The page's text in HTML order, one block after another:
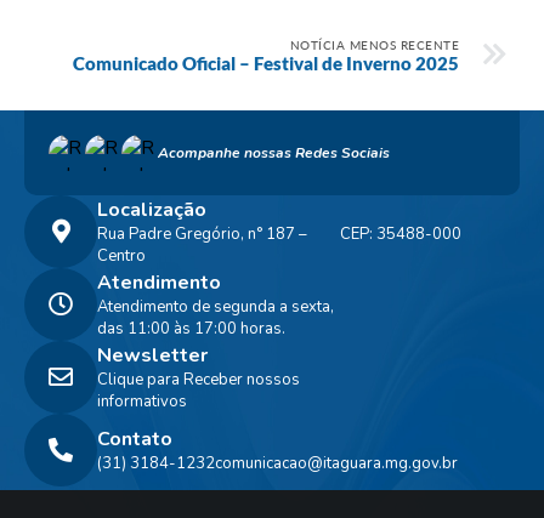
NOTÍCIA MENOS RECENTE
Comunicado Oficial – Festival de Inverno 2025
Acompanhe nossas Redes Sociais
Localização
Rua Padre Gregório, n° 187 –
Centro
CEP: 35488-000
Contato
(31) 3184-1232comunicacao@itaguara.mg.gov.br
Atendimento
Atendimento de segunda a sexta,
das 11:00 às 17:00 horas.
Newsletter
Clique para Receber nossos
informativos